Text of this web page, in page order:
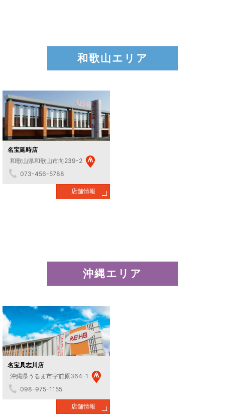
和歌山エリア
名宝延時店
和歌山県和歌山市向239-2
073-456-5788
店舗情報
沖縄エリア
名宝具志川店
沖縄県うるま市字前原364-1
098-975-1155
店舗情報